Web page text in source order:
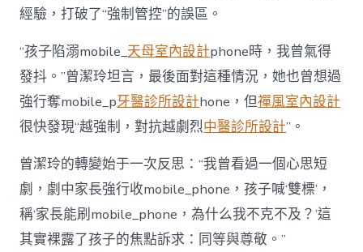
經驗，打破了“強制管控”的誤區。
“孩子陷溺mobile_天母室內設計phone時，我曾氣得
發抖。”曾潔玲坦言，最後面對這種情況，她也曾想過
強行奪mobile_p牙醫診所設計hone，但禪風室內設計
很快發現“越強制，對抗越劇烈中醫診所設計”。
曾潔玲的轉變始于一次反思：“我曾看過一個心思短
劇，劇中家長強行收mobile_phone，孩子喊‘雙標’，
稱‘家長能刷mobile_phone，為什么我不克不及？’這
其實裸露了孩子的焦點訴求：同等與尊敬。”